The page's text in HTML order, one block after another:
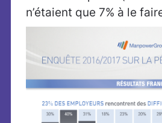
n’étaient que 7% à le